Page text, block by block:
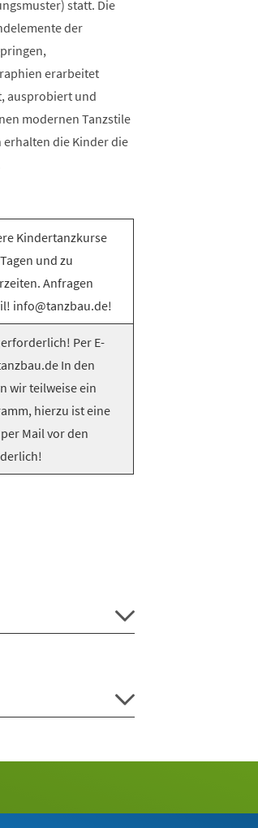
statt. Die
der
erarbeitet
ausprobiert und
modernen Tanzstile
erhalten die Kinder die
Kindertanzkurse
und zu
Anfragen
info@tanzbau.de!
Per E-
In den
wir teilweise ein
hierzu ist eine
Mail vor den